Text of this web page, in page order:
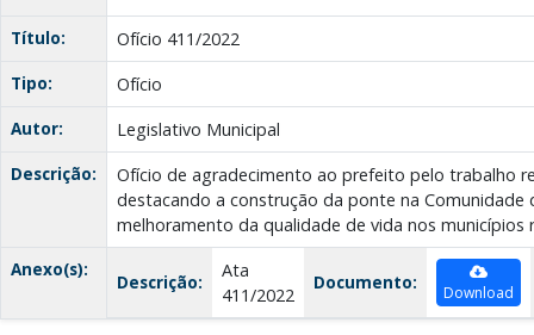
Título:
Ofício 411/2022
Tipo:
Ofício
Autor:
Legislativo Municipal
Descrição:
Ofício de agradecimento ao prefeito pelo trabalho
destacando a construção da ponte na Comunidade
melhoramento da qualidade de vida nos municípios
Anexo(s):
Descrição:
Ata
411/2022
Documento: Download